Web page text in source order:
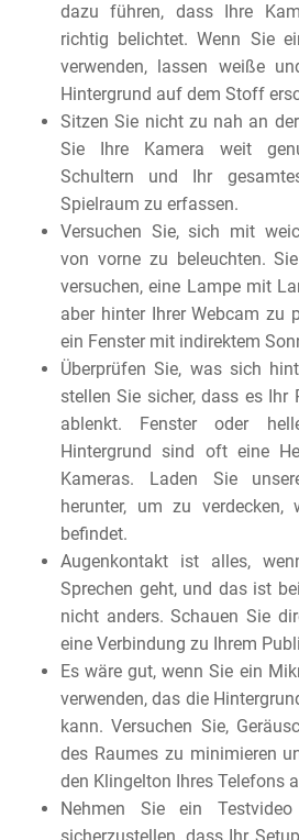
dazu führen, dass Ihre
richtig belichtet. Wenn Sie
verwenden, lassen weiße
Hintergrund auf dem Stoff
Sitzen Sie nicht zu nah an
Sie Ihre Kamera weit
Schultern und Ihr
Spielraum zu erfassen.
Versuchen Sie, sich mit
von vorne zu beleuchten.
versuchen, eine Lampe mit
aber hinter Ihrer Webcam zu
ein Fenster mit indirektem
Überprüfen Sie, was sich
stellen Sie sicher, dass es
ablenkt. Fenster oder
Hintergrund sind oft eine
Kameras. Laden Sie
herunter, um zu
befindet.
Augenkontakt ist alles,
Sprechen geht, und das ist
nicht anders. Schauen Sie
eine Verbindung zu Ihrem
Es wäre gut, wenn Sie ein
verwenden, das die
kann. Versuchen Sie,
des Raumes zu minimieren
den Klingelton Ihres Telefons
Nehmen Sie ein